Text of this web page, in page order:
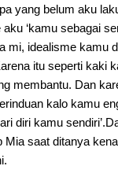
yang belum aku
‘kamu sebagai
mi, idealisme kamu
itu seperti kaki
membantu. Dan
kalo kamu
diri kamu
Mia saat ditanya